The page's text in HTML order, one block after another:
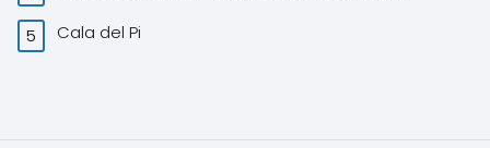
Cala del Pi